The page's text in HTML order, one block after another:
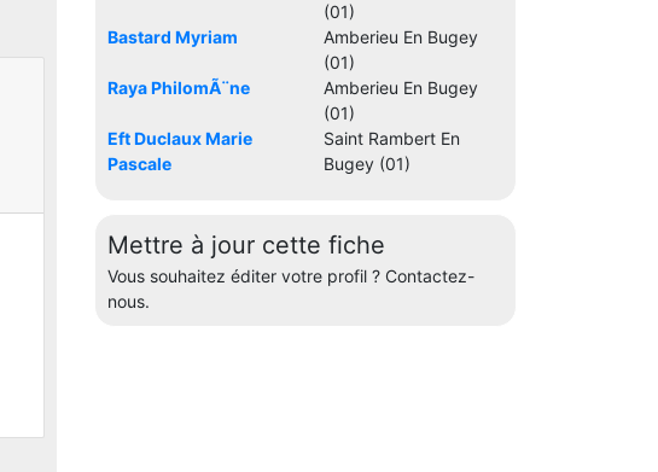
(01)
Bastard Myriam
Amberieu En Bugey
(01)
Raya PhilomÃ¨ne
Amberieu En Bugey
(01)
Eft Duclaux Marie
Pascale
Saint Rambert En
Bugey (01)
Mettre à jour cette fiche
Vous souhaitez éditer votre profil ? Contactez-
nous.